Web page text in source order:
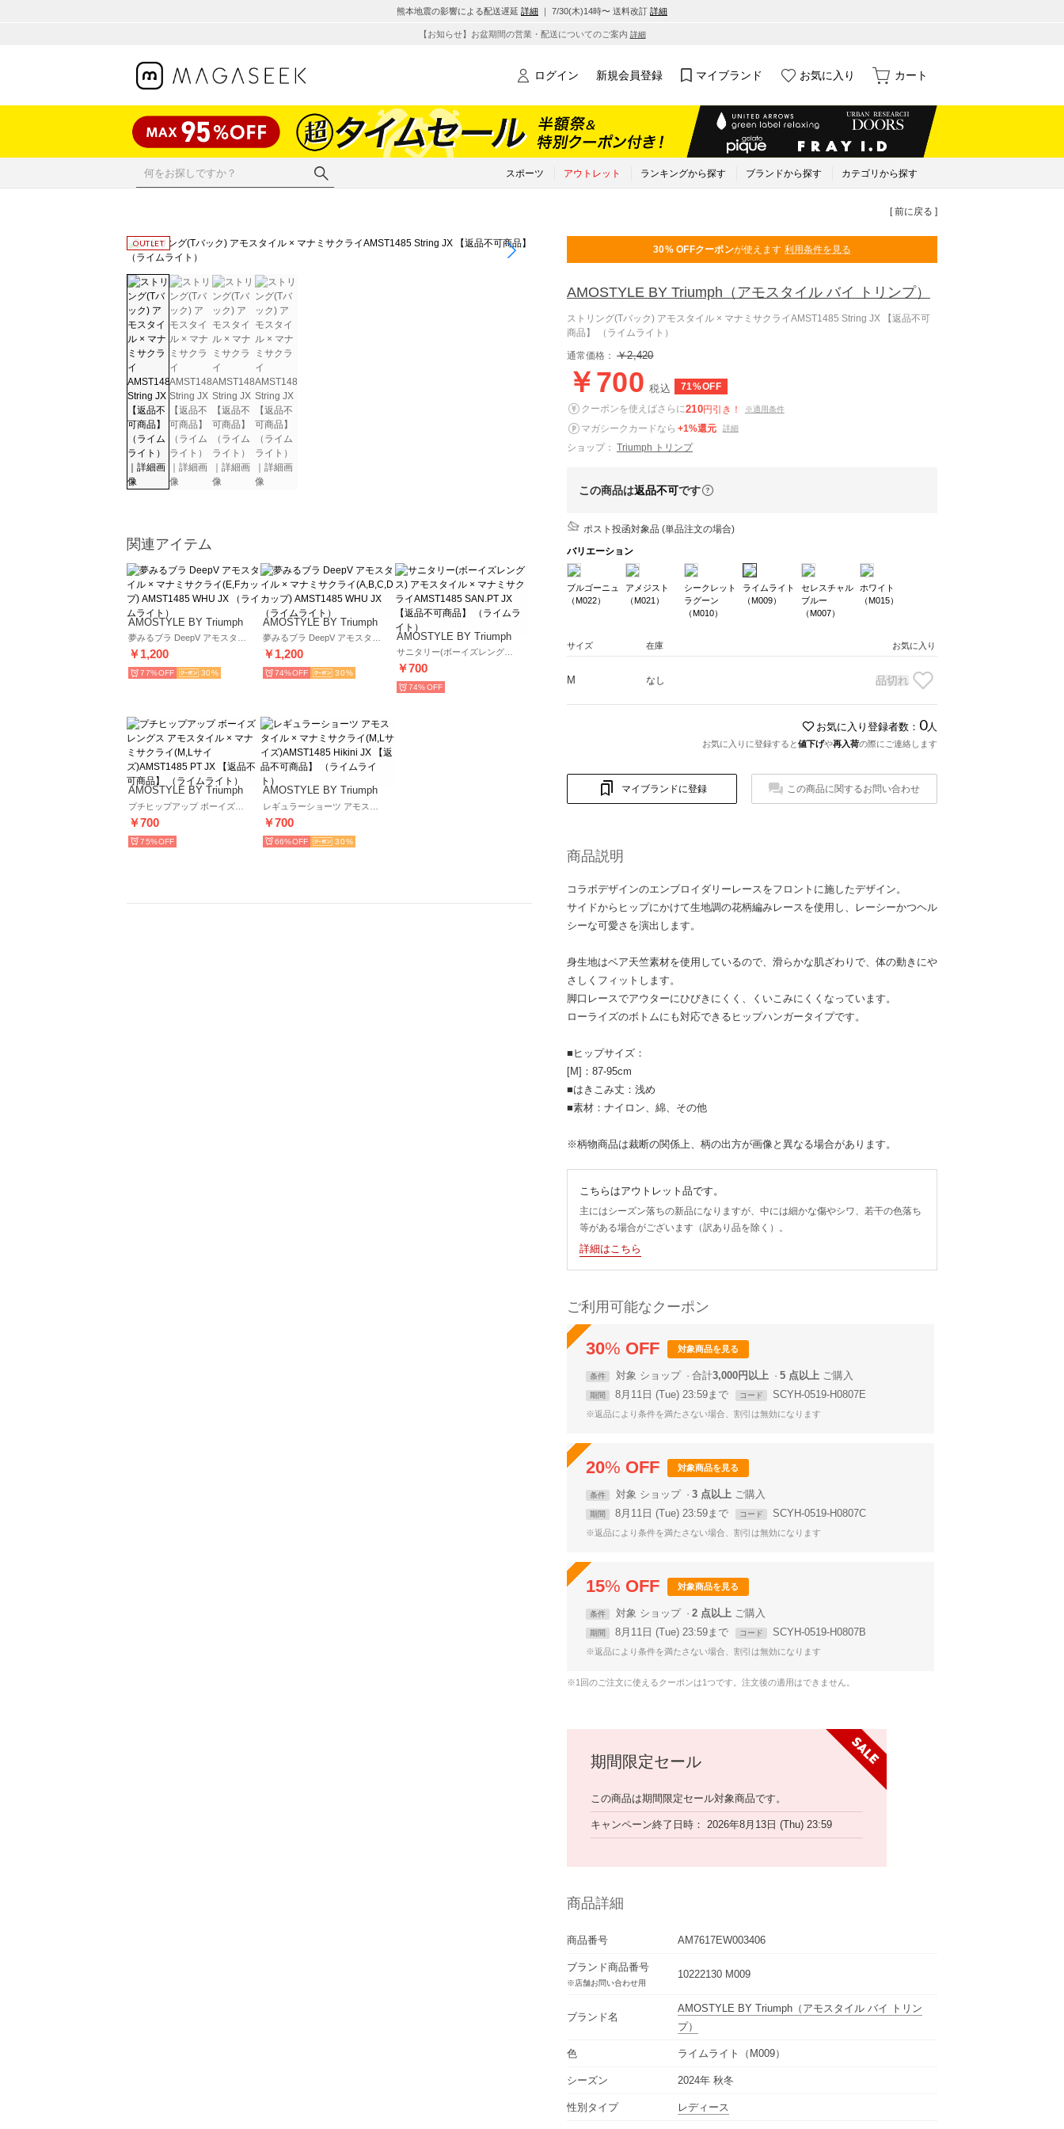
熊本地震の影響による配送遅延 詳細 ｜ 7/30(木)14時〜 送料改訂 詳細
【お知らせ】お盆期間の営業・配送についてのご案内 詳細
ログイン 新規会員登録 マイブランド お気に入り カート
スポーツ アウトレット ランキングから探す ブランドから探す カテゴリから探す
[ 前に戻る ]
関連アイテム
AMOSTYLE BY Triumph
￥1,200
77% 30
AMOSTYLE BY Triumph
￥1,200
74% 30
AMOSTYLE BY Triumph
￥700
74%
AMOSTYLE BY Triumph
￥700
75%
AMOSTYLE BY Triumph
￥700
66% 30
30% OFFクーポンが使えます 利用条件を見る
AMOSTYLE BY Triumph （アモスタイル バイ トリンプ）
ストリング(Tバック) アモスタイル × マナミサクライAMST1485 String JX 【返品不可
商品】 （ライムライト）
通常価格： ￥2,420
￥700 税込 71%OFF
クーポンを使えばさらに210円引き！ ※適用条件
マガシークカードなら +1%還元 詳細
ショップ： Triumph トリンプ
この商品は返品不可です
ポスト投函対象品 (単品注文の場合)
バリエーション
ブルゴーニュ
（M022）
アメジスト
（M021）
シークレット
ラグーン
（M010）
ライムライト
（M009）
セレスチャル
ブルー
（M007）
ホワイト
（M015）
サイズ 在庫 お気に入り
M なし 品切れ
お気に入り登録者数： 0人
お気に入りに登録すると値下げや再入荷の際にご連絡します
マイブランドに登録 この商品に関するお問い合わせ
商品説明
コラボデザインのエンブロイダリーレースをフロントに施したデザイン。
サイドからヒップにかけて生地調の花柄編みレースを使用し、レーシーかつヘル
シーな可愛さを演出します。
身生地はベア天竺素材を使用しているので、滑らかな肌ざわりで、体の動きにや
さしくフィットします。
脚口レースでアウターにひびきにくく、くいこみにくくなっています。
ローライズのボトムにも対応できるヒップハンガータイプです。
■ヒップサイズ：
[M]：87-95cm
■はきこみ丈：浅め
■素材：ナイロン、綿、その他
※柄物商品は裁断の関係上、柄の出方が画像と異なる場合があります。
こちらはアウトレット品です。
主にはシーズン落ちの新品になりますが、中には細かな傷やシワ、若干の色落ち
等がある場合がございます（訳あり品を除く）。
詳細はこちら
ご利用可能なクーポン
30% OFF 対象商品を見る
条件 対象 ショップ 合計3,000円以上 5 点以上
期間 8月11日 (Tue) 23:59まで コード SCYH-0519-H0807E
※返品により条件を満たさない場合、割引は無効になります
20% OFF 対象商品を見る
条件 対象 ショップ 3 点以上
期間 8月11日 (Tue) 23:59まで コード SCYH-0519-H0807C
※返品により条件を満たさない場合、割引は無効になります
15% OFF 対象商品を見る
条件 対象 ショップ 2 点以上
期間 8月11日 (Tue) 23:59まで コード SCYH-0519-H0807B
※返品により条件を満たさない場合、割引は無効になります
※1回のご注文に使えるクーポンは1つです。注文後の適用はできません。
期間限定セール
この商品は期間限定セール対象商品です。
キャンペーン終了日時 2026年8月13日 (Thu) 23:59
商品詳細
商品番号 AM7617EW003406
ブランド商品番号
※店舗お問い合わせ用
10222130 M009
ブランド名
AMOSTYLE BY Triumph （アモスタイル バイ トリン
プ）
色 ライムライト（M009）
シーズン 2024年 秋冬
性別タイプ レディース